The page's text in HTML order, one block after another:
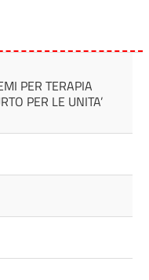
PER TERAPIA
PER LE UNITA’